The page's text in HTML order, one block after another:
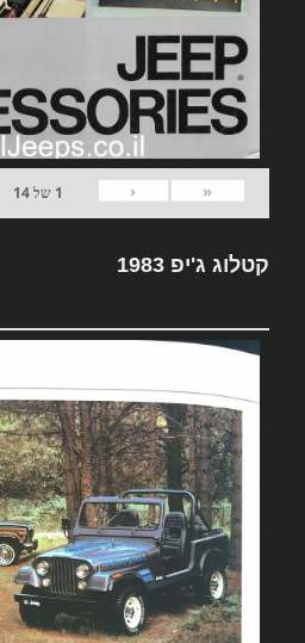
«
‹
1 של14
קטלוג ג'יפ 1983